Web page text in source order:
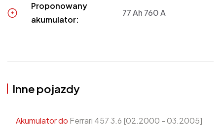
Proponowany
akumulator:
77 Ah 760 A
Inne pojazdy
Akumulator do Ferrari 457 3.6 [02.2000 - 03.2005]